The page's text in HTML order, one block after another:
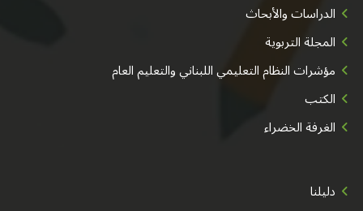
الدراسات والأبحاث
المجلة التربوية
مؤشرات النظام التعليمي اللبناني والتعليم العام
الكتب
الغرفة الخضراء
دليلنا